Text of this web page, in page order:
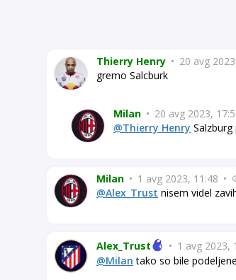
Thierry Henry • 20 avg
gremo Salcburk
Milan • 20 avg 2023,
@Thierry Henry Salzburg
Milan • 1 avg 2023, 11:48 •
@Alex_Trust nisem videl
Alex_Trust • 1 avg 2023,
@Milan tako so bile